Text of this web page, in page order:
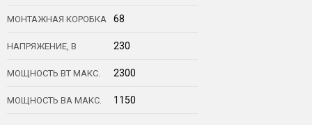
МОНТАЖНАЯ КОРОБКА 68
НАПРЯЖЕНИЕ, В 230
МОЩНОСТЬ ВТ МАКС. 2300
МОЩНОСТЬ ВА МАКС. 1150